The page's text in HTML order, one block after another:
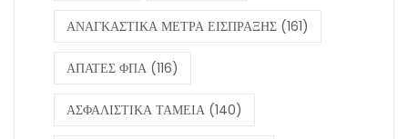
ΑΝΑΓΚΑΣΤΙΚΑ ΜΕΤΡΑ ΕΙΣΠΡΑΞΗΣ (161)
ΑΠΑΤΕΣ ΦΠΑ (116)
ΑΣΦΑΛΙΣΤΙΚΑ ΤΑΜΕΙΑ (140)